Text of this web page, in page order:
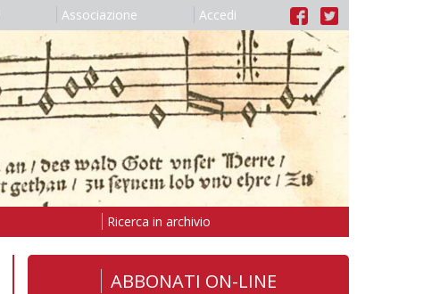
Associazione Accedi
Ricerca in archivio
ABBONATI ON-LINE